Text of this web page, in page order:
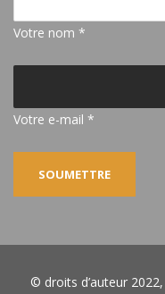
Votre nom *
Votre e-mail *
© droits d’auteur